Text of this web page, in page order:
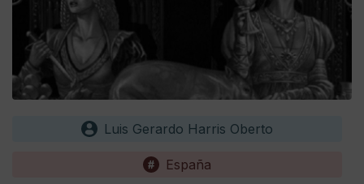
Luis Gerardo Harris Oberto
España